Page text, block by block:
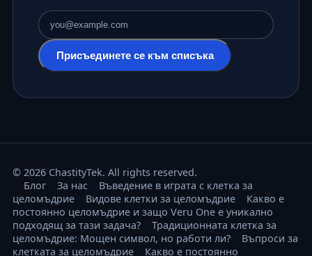
Имейл адрес
Присъединете се към списъка
© 2026 ChastityTek. All rights reserved.
Блог
За нас
Въведение в играта с клетка за
целомъдрие
Видове клетки за целомъдрие
Какво е
постоянно целомъдрие и защо Veru One е уникално
подходящ за тази задача?
Традиционната клетка за
целомъдрие: Мощен символ, но работи ли?
Въпроси за
клетката за целомъдрие
Какво е постоянно